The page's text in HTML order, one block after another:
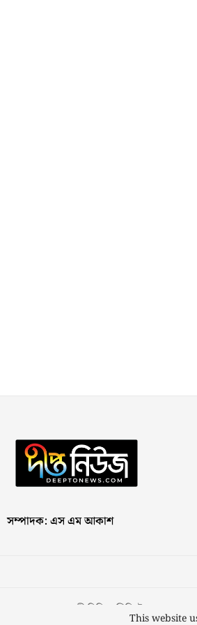
সম্পাদক: এস এম আকাশ
স্বত্ব © ২০২৩ কাজী মিডিয়া লিমিটেডThis website